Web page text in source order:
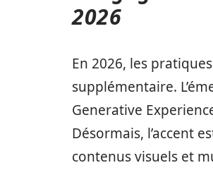
2026
En 2026, les
supplémentaire.
Generative
Désormais, l’accent
contenus visuels et